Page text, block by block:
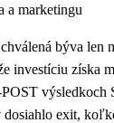
a marketingu
býva len
investíciu získa
dosiahlo exit,